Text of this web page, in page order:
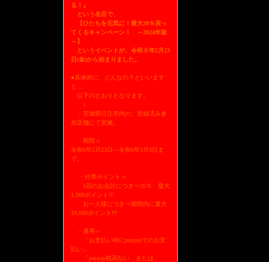
る！』
という名目で、
【ひたちを元気に！最大20％戻っ
てくるキャンペーン！ ～2024年版
～】
というイベントが、令和６年2月23
日(金)から始まりました。
●具体的に、どんなの？といいます
と…
以下のとおりとなります。
↓
・茨城県日立市内の、登録済み参
加店舗にて実施。
・期間＝
令和6年2月23日～令和6年3月3日ま
で。
・付帯ポイント＝
1回のお会計につき⇒20％ 最大
1,000ポイント!!!
お一人様につき⇒期間内に最大
10,000ポイント!!!
・適用＝
「お支払い時にpaypayでのお支
払い」
「paypay残高払い または、